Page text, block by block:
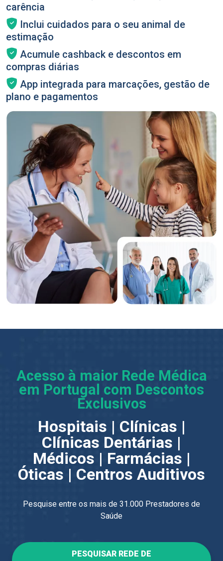
carência
Inclui cuidados para o seu animal de
estimação
Acumule cashback e descontos em
compras diárias
App integrada para marcações, gestão de
plano e pagamentos
Acesso à maior Rede Médica
em Portugal com Descontos
Exclusivos
Hospitais | Clínicas |
Clínicas Dentárias |
Médicos | Farmácias |
Óticas | Centros Auditivos
Pesquise entre os mais de 31.000 Prestadores de
Saúde
PESQUISAR REDE DE